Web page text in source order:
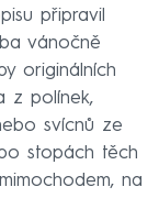
připravil
vánočně
originálních
z polínek,
svícnů ze
stopách těch
na